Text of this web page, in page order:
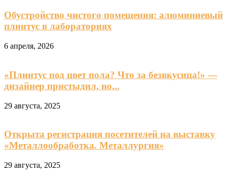
Обустройство чистого помещения: алюминиевый
плинтус в лабораториях
6 апреля, 2026
«Плинтус под цвет пола? Что за безвкусица!» —
дизайнер пристыдил, но...
29 августа, 2025
Открыта регистрация посетителей на выставку
«Металлообработка. Металлургия»
29 августа, 2025